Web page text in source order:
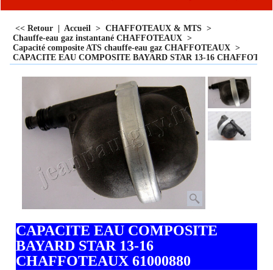
<< Retour Accueil > CHAFFOTEAUX & MTS >
Chauffe-eau gaz instantané CHAFFOTEAUX >
Capacité composite ATS chauffe-eau gaz CHAFFOTEAUX >
CAPACITE EAU COMPOSITE BAYARD STAR 13-16
CAPACITE EAU COMPOSITE
BAYARD STAR 13-16
CHAFFOTEAUX 61000880